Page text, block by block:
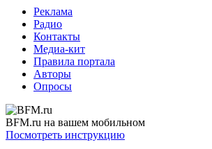
Реклама
Радио
Контакты
Медиа-кит
Правила портала
Авторы
Опросы
BFM.ru на вашем мобильном
Посмотреть инструкцию